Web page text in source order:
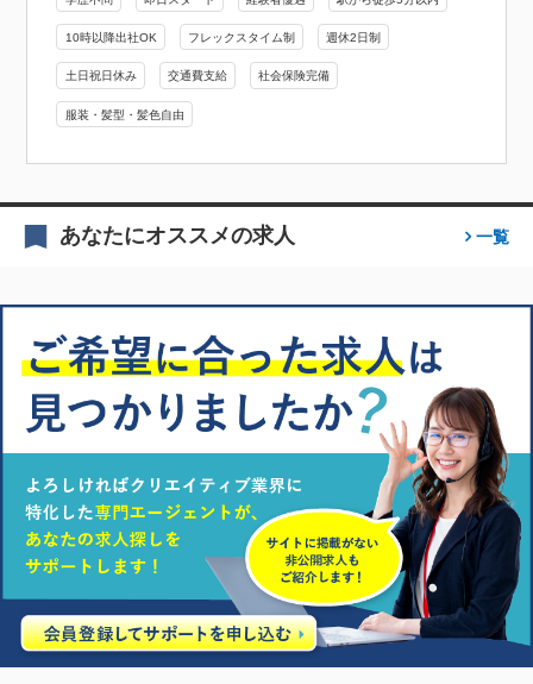
10時以降出社OK フレックスタイム制 週休2日制
土日祝日休み 交通費支給 社会保険完備
服装・髪型・髪色自由
あなたにオススメの求人 一覧